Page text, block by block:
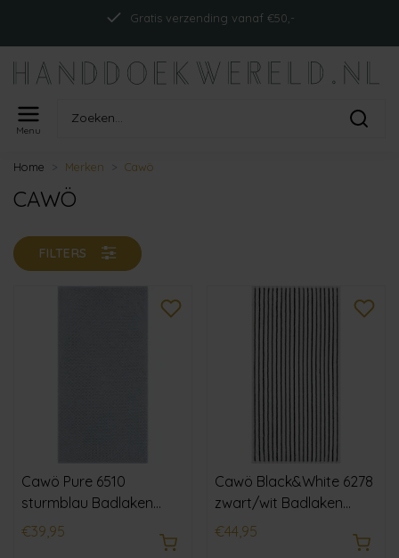
Gratis verzending vanaf €50,-
Menu
Home Merken Cawö
CAWÖ
FILTERS
Cawö Pure 6510
sturmblau Badlaken
80x150
€39,95
Cawö Black&White 6278
zwart/wit Badlaken
80x150
€44,95